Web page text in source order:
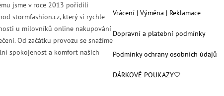
jsme v roce 2013 pořídili
stormfashion.cz, který si rychle
u milovníků online nakupování
Od začátku provozu se snažíme
spokojenost a komfort našich
Vrácení | Výměna | Reklamace
Dopravní a platební podmínky
Podmínky ochrany osobních údajů
DÁRKOVÉ POUKAZY🤍